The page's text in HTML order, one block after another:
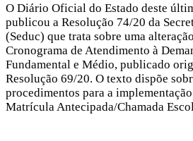
O Diário Oficial do Estado deste
publicou a Resolução 74/20 da
(Seduc) que trata sobre uma
Cronograma de Atendimento à
Fundamental e Médio, publicado
Resolução 69/20. O texto dispõe
procedimentos para a
Matrícula Antecipada/Chamada